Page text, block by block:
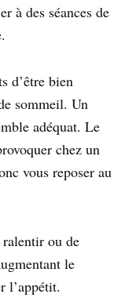
à des séances de
d’être bien
sommeil. Un
adéquat. Le
chez un
vous reposer au
ou de
le
l’appétit.